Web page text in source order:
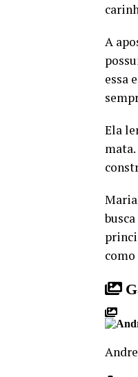
A
essa
Ela